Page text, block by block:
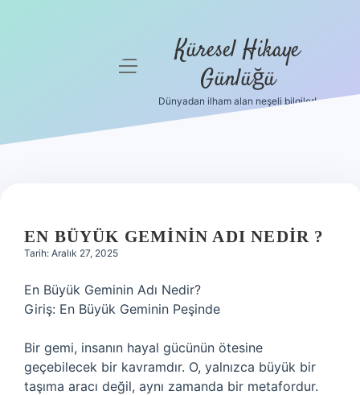
Hakkımızda
menüyü
Küresel Hikaye
Günlüğü
Dünyadan ilham alan neşeli bilgiler!
EN BÜYÜK GEMININ ADI NEDIR ?
Tarih: Aralık 27, 2025
En Büyük Geminin Adı Nedir?
Giriş: En Büyük Geminin Peşinde
Bir gemi, insanın hayal gücünün ötesine
geçebilecek bir kavramdır. O, yalnızca büyük bir
taşıma aracı değil, aynı zamanda bir metafordur.